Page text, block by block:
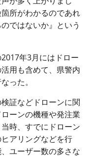
所がわかるのであれ
ではないか』という
2017年3月にはドロー
用も含めて、県警内
った。
証などドローンに関
ーンの機種や発注業
時、すでにドローン
アリングなどを行
ユーザー数の多さな